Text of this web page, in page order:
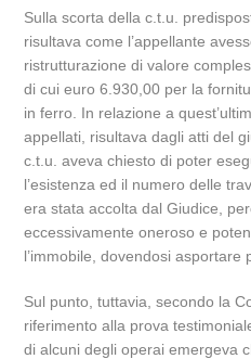
Sulla scorta della c.t.u.
risultava come l’appellante
ristrutturazione di valore
di cui euro 6.930,00 per la
in ferro. In relazione a
appellati, risultava dagli atti del
c.t.u. aveva chiesto di poter
l’esistenza ed il numero delle
era stata accolta dal Giudice,
eccessivamente oneroso e
l’immobile, dovendosi asportare
Sul punto, tuttavia, secondo la
riferimento alla prova
di alcuni degli operai emergeva